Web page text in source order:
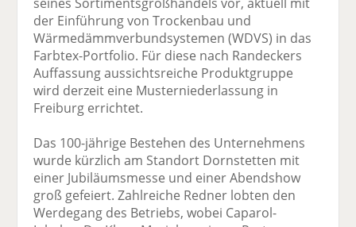
der Einführung von Trockenbau und
Wärmedämmverbundsystemen (WDVS) in das
Farbtex-Portfolio. Für diese nach Randeckers
Auffassung aussichtsreiche Produktgruppe
wird derzeit eine Musterniederlassung in
Freiburg errichtet.
Das 100-jährige Bestehen des Unternehmens
wurde kürzlich am Standort Dornstetten mit
einer Jubiläumsmesse und einer Abendshow
groß gefeiert. Zahlreiche Redner lobten den
Werdegang des Betriebs, wobei Caparol-